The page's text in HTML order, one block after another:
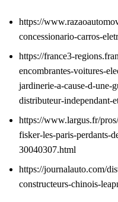
https://
concessionario-carros-
https://france3-
encombrantes-voitures-
jardinerie-a-cause-d-une-
distributeur-independant-
https://www.largus.fr/
fisker-les-paris-perdants-
30040307.html
https://journalauto.com/
constructeurs-chinois-